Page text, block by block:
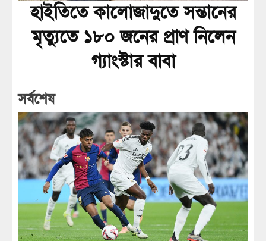
হাইতিতে কালোজাদুতে সন্তানের
মৃত্যুতে ১৮০ জনের প্রাণ নিলেন
গ্যাংস্টার বাবা
সর্বশেষ